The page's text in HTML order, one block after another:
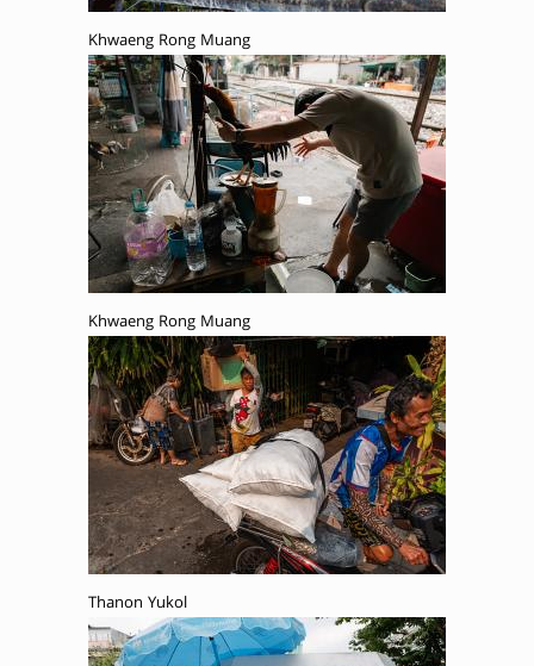
Khwaeng Rong Muang
Khwaeng Rong Muang
Thanon Yukol